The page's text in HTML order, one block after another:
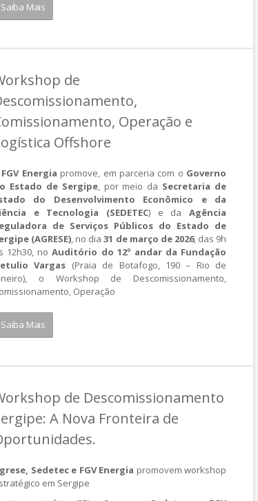
Saiba Mais
de
Operação e
Offshore
FGV Energia promove, em parceria com o Governo
Estado de Sergipe, por meio da Secretaria de
do Desenvolvimento Econômico e da
e Tecnologia (SEDETEC) e da Agência
de Serviços Públicos do Estado de
(AGRESE), no dia31 de março de 2026, das 9h
12h30, noAuditório do 12º andar da Fundação
Vargas (Praia de Botafogo, 190 – Rio de
o Workshop de Descomissionamento,
Operação
Saiba Mais
de Descomissionamento
A Nova Fronteira de
Sedetec e FGV Energia promovem workshop
em Sergipe